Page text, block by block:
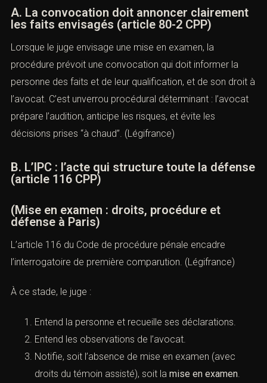
A. La convocation doit annoncer clairement
les faits envisagés (article 80-2 CPP)
Lorsque le juge envisage une mise en examen, la
procédure prévoit une convocation qui doit informer la
personne des faits et de leur qualification, et de son droit à
l’avocat. C’est unverrou procédural déterminant : l’avocat
prépare l’audition, anticipe les risques, et évite les
décisions prises “à chaud”. (Légifrance)
B. L’IPC : l’acte qui structure toute la défense
(article 116 CPP)
(Mise en examen : droits, procédure et
défense à Paris)
L’article 116 du Code de procédure pénale encadre
l’interrogatoire de première comparution. (Légifrance)
À ce stade, le juge :
Entend la personne et recueille ses déclarations.
Entend les observations de l’avocat.
Notifie, soit l’absence de mise en examen (avec
droits du témoin assisté), soit la mise en examen.